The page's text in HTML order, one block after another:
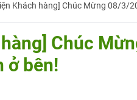
Khách hàng] Chúc Mừng 08/3/
Chúc
ở bên!